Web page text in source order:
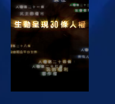
觀看